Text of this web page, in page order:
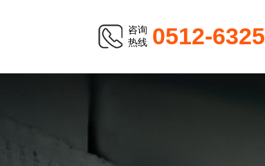
咨询
热线 0512-